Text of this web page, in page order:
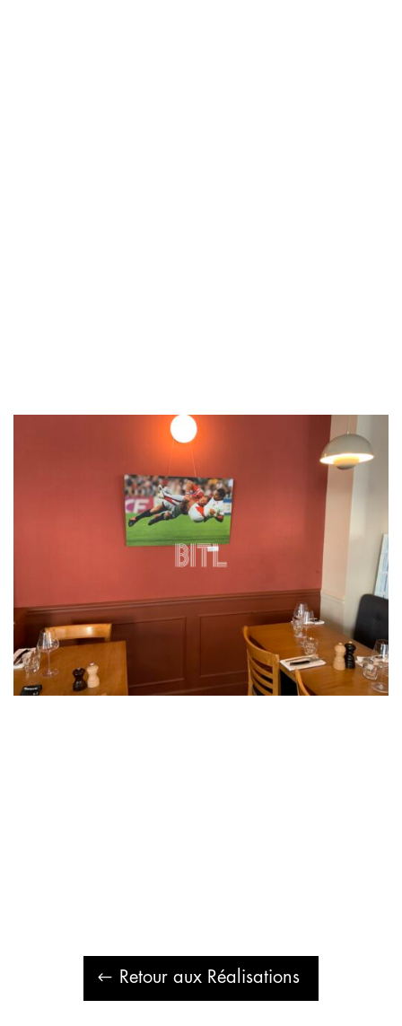
Retour aux Réalisations